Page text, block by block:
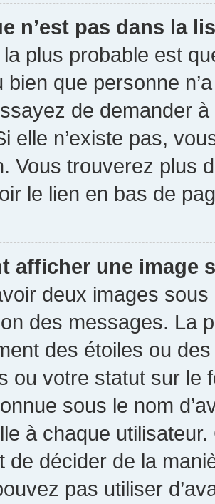
n’est pas dans la
plus probable est
bien que personne
de demander à
elle n’existe pas,
Vous trouverez plus
le lien en bas de
afficher une image
deux images
des messages. La
des étoiles ou
ou votre statut sur le
sous le nom
à chaque utilisateur.
de décider de la
pas utiliser